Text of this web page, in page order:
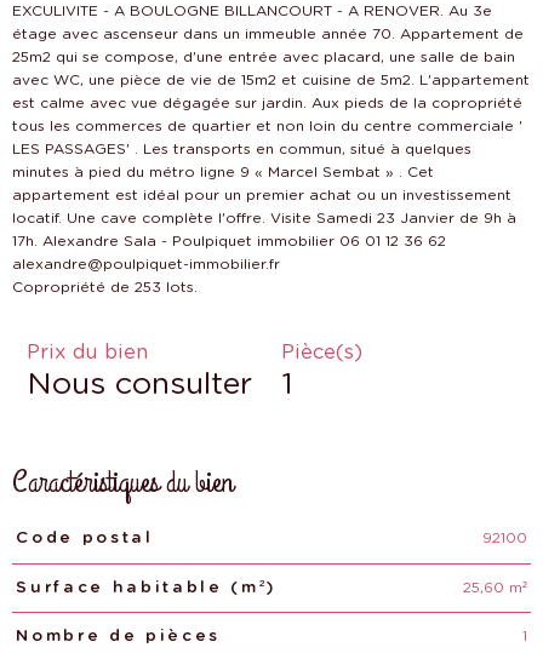
EXCULIVITE - A BOULOGNE BILLANCOURT - A RENOVER. Au 3e
étage avec ascenseur dans un immeuble année 70. Appartement de
25m2 qui se compose, d'une entrée avec placard, une salle de bain
avec WC, une pièce de vie de 15m2 et cuisine de 5m2. L'appartement
est calme avec vue dégagée sur jardin. Aux pieds de la copropriété
tous les commerces de quartier et non loin du centre commerciale '
LES PASSAGES' . Les transports en commun, situé à quelques
minutes à pied du métro ligne 9 « Marcel Sembat » . Cet
appartement est idéal pour un premier achat ou un investissement
locatif. Une cave complète l'offre. Visite Samedi 23 Janvier de 9h à
17h. Alexandre Sala - Poulpiquet immobilier 06 01 12 36 62
alexandre@poulpiquet-immobilier.fr
Prix du bien
Nous consulter
Pièce(s)
1
Caractéristiques du bien
Caractéristiques Valeurs
Code postal 92100
Surface habitable (m²) 25,60 m²
Nombre de pièces 1